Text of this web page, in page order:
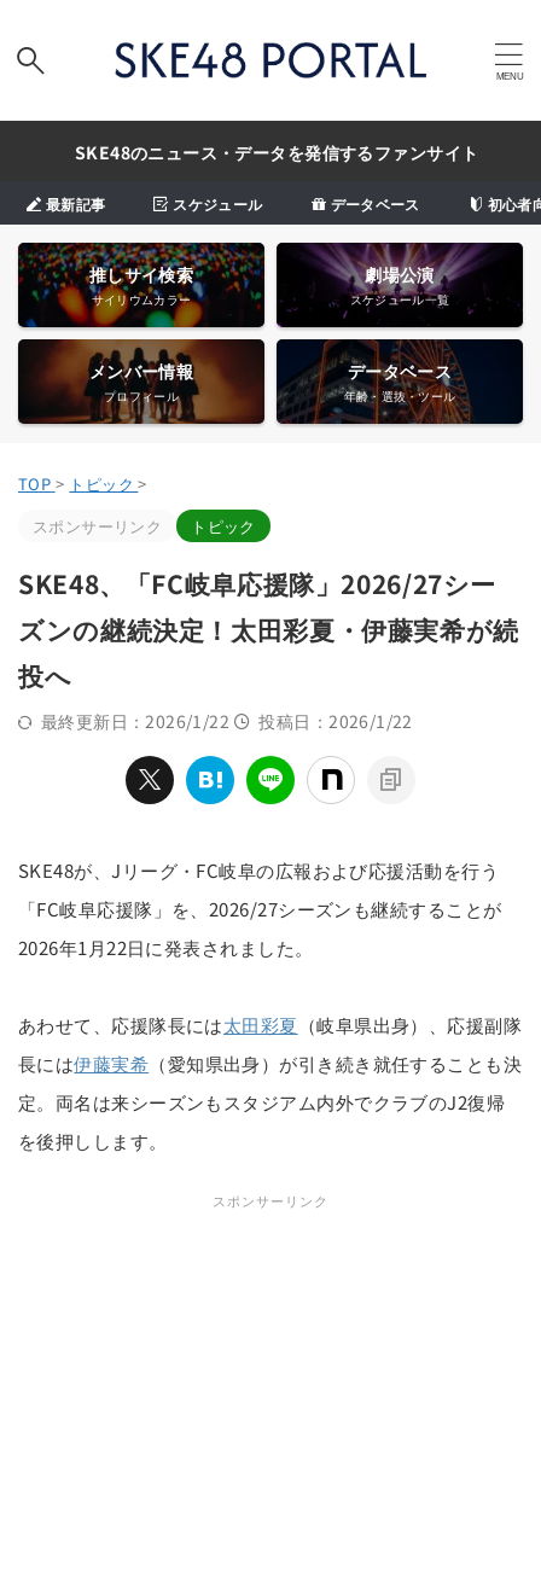
SKE48のニュース・データを発信するファンサイト
最新記事 スケジュール データベース 初心者
推しサイ検索
サイリウムカラー
劇場公演
スケジュール一覧
メンバー情報
プロフィール
データベース
年齢・選抜・ツール
TOP > トピック >
スポンサーリンク
トピック
SKE48、「FC岐阜応援隊」2026/27シー
ズンの継続決定！太田彩夏・伊藤実希が続
投へ
最終更新日：2026/1/22 投稿日：2026/1/22
SKE48が、Jリーグ・FC岐阜の広報および応援活動を行う
「FC岐阜応援隊」を、2026/27シーズンも継続することが
2026年1月22日に発表されました。
あわせて、応援隊長には太田彩夏 （岐阜県出身）、応援副隊
長には伊藤実希 （愛知県出身）が引き続き就任することも決
定。両名は来シーズンもスタジアム内外でクラブのJ2復帰
を後押しします。
スポンサーリンク